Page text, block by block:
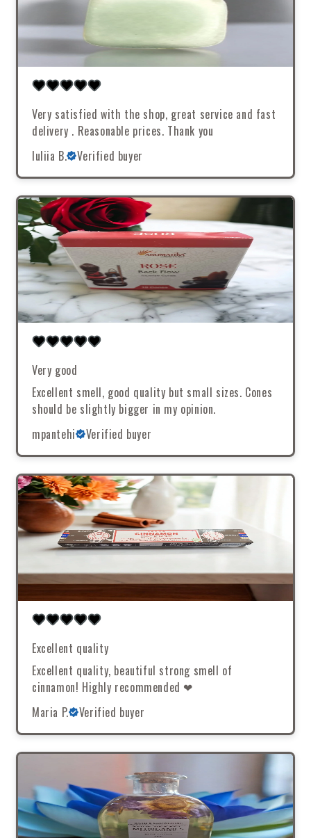
Very satisfied with the shop, great service and fast
delivery . Reasonable prices. Thank you
Iuliia B.
Verified buyer
Very good
Excellent smell, good quality but small sizes. Cones
should be slightly bigger in my opinion.
mpantehi
Verified buyer
Excellent quality
Excellent quality, beautiful strong smell of
cinnamon! Highly recommended ❤
Maria P.
Verified buyer